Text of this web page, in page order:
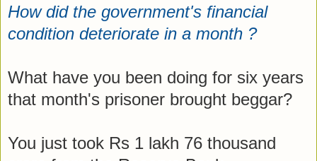
How did the government's financial
condition deteriorate in a month ?
What have you been doing for six years
that month's prisoner brought beggar?
You just took Rs 1 lakh 76 thousand